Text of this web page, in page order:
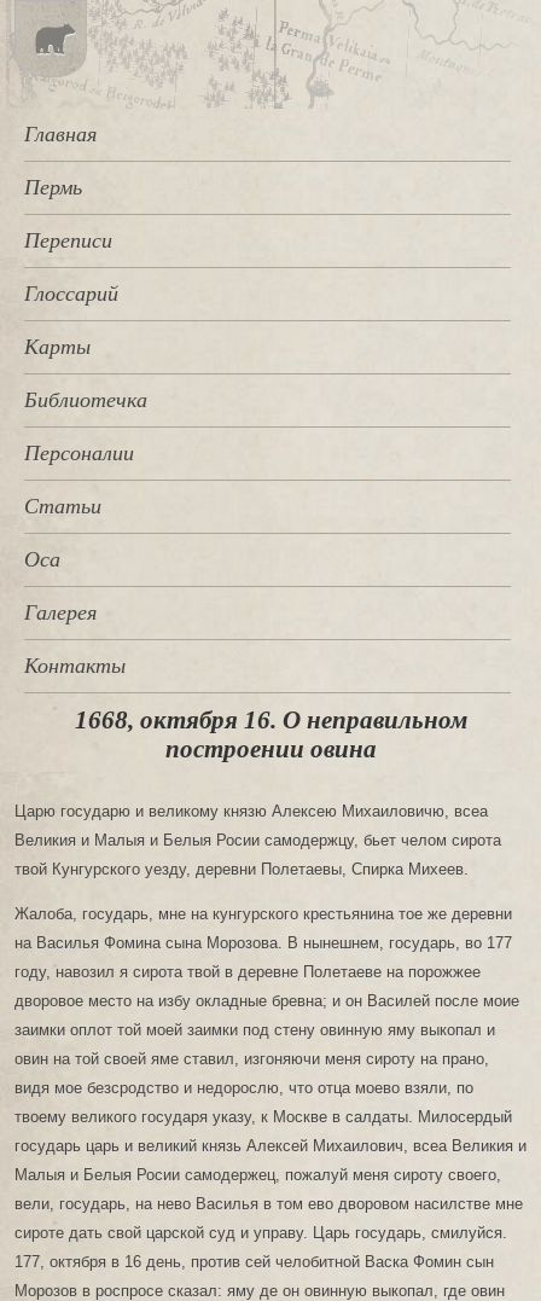
Главная
Пермь
Переписи
Глоссарий
Карты
Библиотечка
Персоналии
Статьи
Оса
Галерея
Контакты
1668, октября 16. О неправильном
построении овина
Царю государю и великому князю Алексею Михаиловичю, всеа
Великия и Малыя и Белыя Росии самодержцу, бьет челом сирота
твой Кунгурского уезду, деревни Полетаевы, Спирка Михеев.
Жалоба, государь, мне на кунгурского крестьянина тое же деревни
на Василья Фомина сына Морозова. В нынешнем, государь, во 177
году, навозил я сирота твой в деревне Полетаеве на порожжее
дворовое место на избу окладные бревна; и он Василей после моие
заимки оплот той моей заимки под стену овинную яму выкопал и
овин на той своей яме ставил, изгоняючи меня сироту на прано,
видя мое безсродство и недорослю, что отца моево взяли, по
твоему великого государя указу, к Москве в салдаты. Милосердый
государь царь и великий князь Алексей Михаилович, всеа Великия и
Малыя и Белыя Росии самодержец, пожалуй меня сироту своего,
вели, государь, на нево Василья в том ево дворовом насилстве мне
сироте дать свой царской суд и управу. Царь государь, смилуйся.
177, октября в 16 день, против сей челобитной Васка Фомин сын
Морозов в роспросе сказал: яму де он овинную выкопал, где овин